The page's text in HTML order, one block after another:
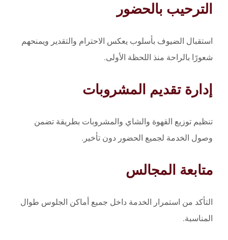
الترحيب بالحضور
استقبال الضيوف بأسلوب يعكس الاحترام والتقدير ويمنحهم
شعورًا بالراحة منذ اللحظة الأولى.
إدارة تقديم المشروبات
تنظيم توزيع القهوة والشاي والمشروبات بطريقة تضمن
وصول الخدمة لجميع الحضور دون تأخير.
متابعة المجالس
التأكد من استمرار الخدمة داخل جميع أماكن الجلوس طوال
المناسبة.